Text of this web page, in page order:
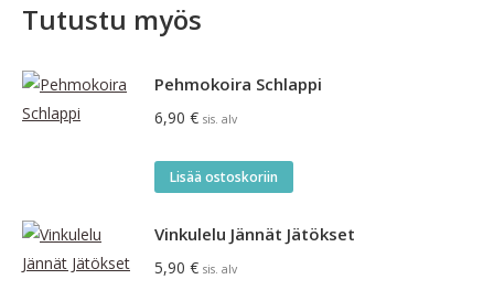
Tutustu myös
Pehmokoira Schlappi
6,90 € sis. alv
Lisää ostoskoriin
Vinkulelu Jännät Jätökset
5,90 € sis. alv